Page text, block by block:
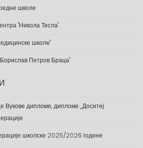
школе
"Никола Тесла"
школе"
Петров Браца"
Вукове дипломе, дипломе „Доситеј
школске 2025/2026 године